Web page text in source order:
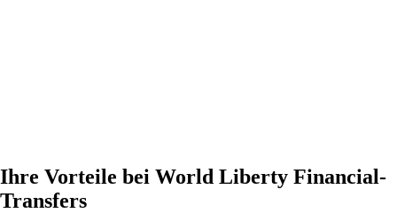
Ihre Vorteile bei World Liberty Financial-
Transfers